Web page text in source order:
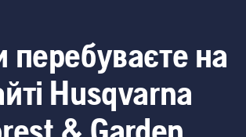
перебуваєте на
Husqvarna